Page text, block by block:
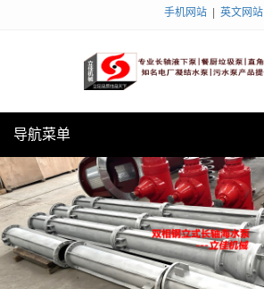
手机网站 英文网站
导航菜单